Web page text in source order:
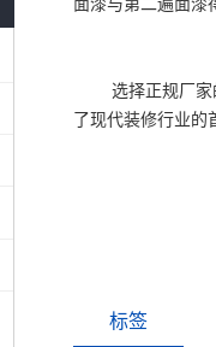
面漆与第二遍面漆
选择正规厂家的
了现代装修行业
标签